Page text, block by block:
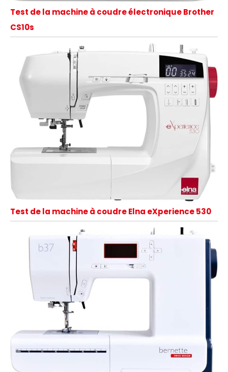
Test de la machine à coudre électronique Brother
CS10s
Test de la machine à coudre Elna eXperience 530